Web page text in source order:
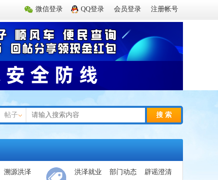
微信登录 QQ登录 会员登录 注册帐号
帖子 搜 索
溯源洪泽
洪泽就业 部门动态
辟谣澄清